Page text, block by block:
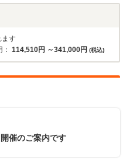
ます
： 114,510円 ～341,000円 (税込)
開催のご案内です